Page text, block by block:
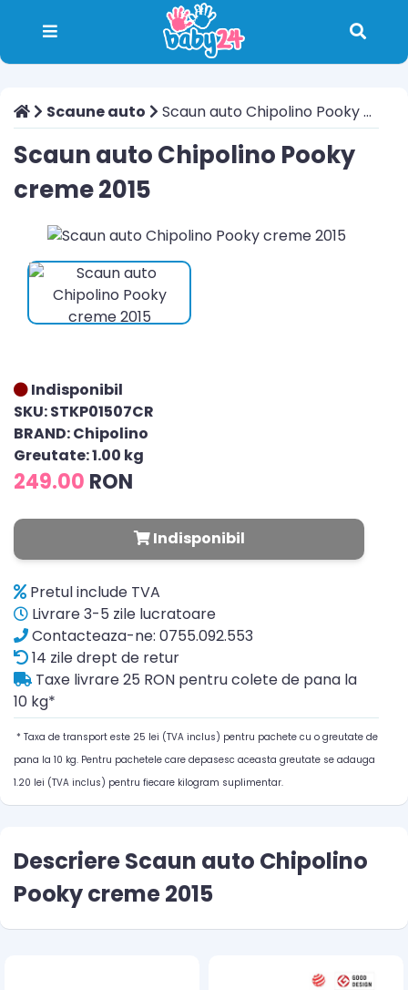
Scaune auto Scaun auto Chipolino Pooky creme 2015
Scaun auto Chipolino Pooky
creme 2015
Indisponibil
SKU: STKP01507CR
BRAND: Chipolino
Greutate: 1.00 kg
249.00 RON
Indisponibil
Pretul include TVA
Livrare 3-5 zile lucratoare
Contacteaza-ne: 0755.092.553
14 zile drept de retur
Taxe livrare 25 RON pentru colete de pana la
10 kg*
* Taxa de transport este 25 lei (TVA inclus) pentru pachete cu o greutate de
pana la 10 kg. Pentru pachetele care depasesc aceasta greutate se adauga
1.20 lei (TVA inclus) pentru fiecare kilogram suplimentar.
Descriere Scaun auto Chipolino
Pooky creme 2015